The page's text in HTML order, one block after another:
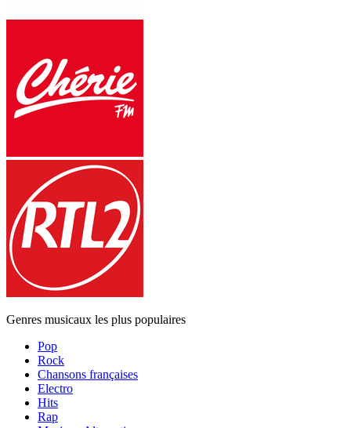
Genres musicaux les plus populaires
Pop
Rock
Chansons françaises
Electro
Hits
Rap